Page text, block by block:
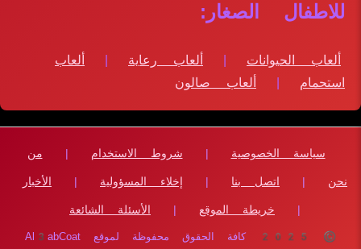
للاطفال الصغار:
ألعاب الحيوانات ألعاب رعاية
ألعاب
استحمام
ألعاب صالون
سياسة الخصوصية | شروط الاستخدام | من
نحن | اتصل بنا | إخلاء المسؤولية | الأخبار
| خريطة الموقع | الأسئلة الشائعة
© 2025 كافة الحقوق محفوظة لموقع Al3abCoat